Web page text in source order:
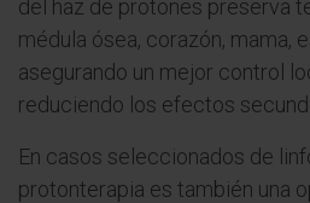
del haz de protones preserva
médula ósea, corazón, mama,
asegurando un mejor control
reduciendo los efectos
En casos seleccionados de
protonterapia es también una